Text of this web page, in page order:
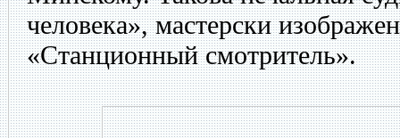
человека», мастерски
«Станционный смотритель».